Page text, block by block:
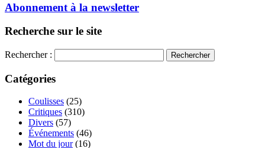
Abonnement à la newsletter
Recherche sur le site
Rechercher :
Catégories
Coulisses (25)
Critiques (310)
Divers (57)
Événements (46)
Mot du jour(16)